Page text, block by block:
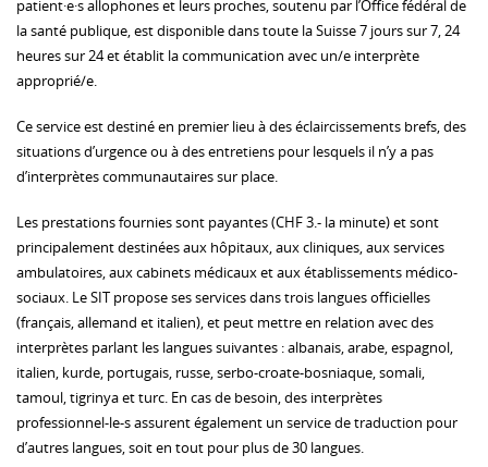
patient·e·s allophones et leurs proches, soutenu par l’Office fédéral de
la santé publique, est disponible dans toute la Suisse 7 jours sur 7, 24
heures sur 24 et établit la communication avec un/e interprète
approprié/e.
Ce service est destiné en premier lieu à des éclaircissements brefs, des
situations d’urgence ou à des entretiens pour lesquels il n’y a pas
d’interprètes communautaires sur place.
Les prestations fournies sont payantes (CHF 3.- la minute) et sont
principalement destinées aux hôpitaux, aux cliniques, aux services
ambulatoires, aux cabinets médicaux et aux établissements médico-
sociaux. Le SIT propose ses services dans trois langues officielles
(français, allemand et italien), et peut mettre en relation avec des
interprètes parlant les langues suivantes : albanais, arabe, espagnol,
italien, kurde, portugais, russe, serbo-croate-bosniaque, somali,
tamoul, tigrinya et turc. En cas de besoin, des interprètes
professionnel-le-s assurent également un service de traduction pour
d’autres langues, soit en tout pour plus de 30 langues.